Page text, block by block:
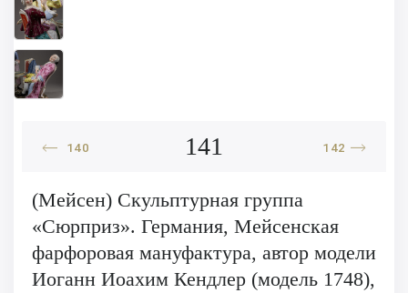
140 141 142
(Мейсен) Скульптурная группа
«Сюрприз». Германия, Мейсенская
фарфоровая мануфактура, автор модели
Иоганн Иоахим Кендлер (модель 1748),